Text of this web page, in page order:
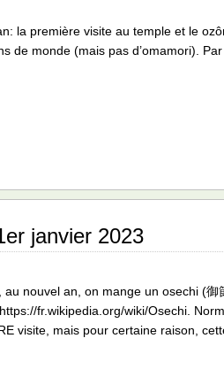
la première visite au temple et le
de monde (mais pas d’omamori).
janvier 2023
au nouvel an, on mange un osechi (
fr.wikipedia.org/wiki/Osechi.
visite, mais pour certaine raison,